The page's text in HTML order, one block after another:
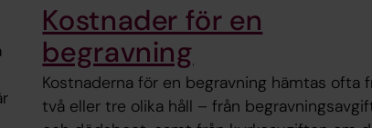
Kostnader för en
begravning
Kostnaderna för en begravning hämtas ofta
två eller tre olika håll – från